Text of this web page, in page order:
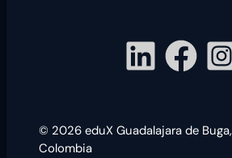
© 2026 eduX Guadalajara de Buga,
Colombia